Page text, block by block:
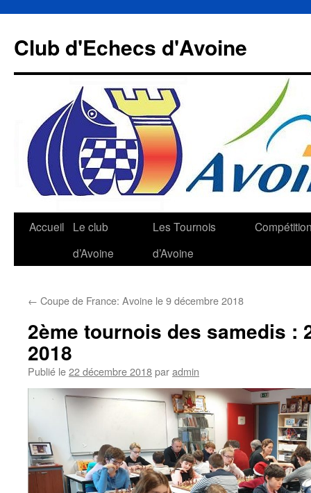
contenu
Club d'Echecs d'Avoine
Accueil
Le club
d’Avoine
Les Tournois
d’Avoine
← Coupe de France: Avoine le 9 décembre 2018
2ème tournois des samedis :
2018
Publié le22 décembre 2018paradmin